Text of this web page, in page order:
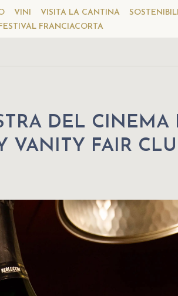
VINI VISITA LA CANTINA
FRANCIACORTA
DEL CINEMA
VANITY FAIR